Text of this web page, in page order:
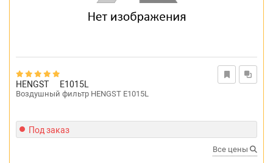
HENGST E1015L
Воздушный фильтр HENGST E1015L
Под заказ
Все цены